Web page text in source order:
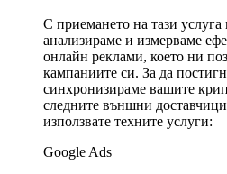
С приемането на тази
анализираме и измерваме
онлайн реклами, което ни
кампаниите си. За да
синхронизираме вашите
следните външни
използвате техните услуги:
Google Ads